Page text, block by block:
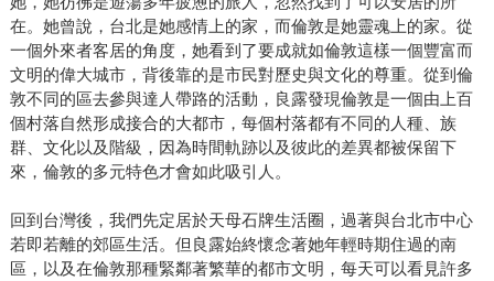
在。她曾說，台北是她感情上的家，而倫敦是她靈魂上的家。從
一個外來者客居的角度，她看到了要成就如倫敦這樣一個豐富而
文明的偉大城市，背後靠的是市民對歷史與文化的尊重。從到倫
敦不同的區去參與達人帶路的活動，良露發現倫敦是一個由上百
個村落自然形成接合的大都市，每個村落都有不同的人種、族
群、文化以及階級，因為時間軌跡以及彼此的差異都被保留下
來，倫敦的多元特色才會如此吸引人。
回到台灣後，我們先定居於天母石牌生活圈，過著與台北市中心
若即若離的郊區生活。但良露始終懷念著她年輕時期住過的南
區，以及在倫敦那種緊鄰著繁華的都市文明，每天可以看見許多